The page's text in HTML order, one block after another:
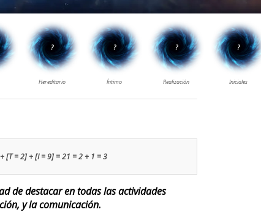
[T = 2] + [I = 9] = 21 = 2 + 1 = 3
de destacar en todas las actividades
y la comunicación.